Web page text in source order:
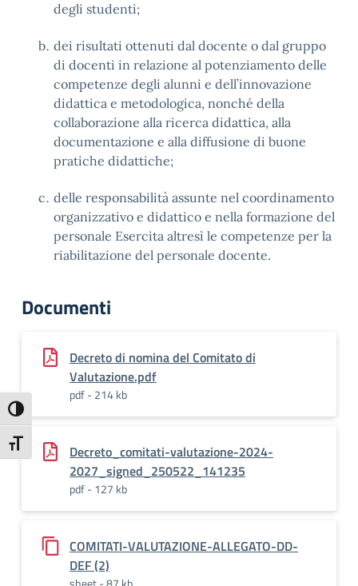
Attiva/disattiva alto contrasto
Attiva/disattiva dimensione testo
degli studenti;
dei risultati ottenuti dal docente o dal gruppo
di docenti in relazione al potenziamento delle
competenze degli alunni e dell’innovazione
didattica e metodologica, nonché della
collaborazione alla ricerca didattica, alla
documentazione e alla diffusione di buone
pratiche didattiche;
delle responsabilità assunte nel coordinamento
organizzativo e didattico e nella formazione del
personale Esercita altresì le competenze per la
riabilitazione del personale docente.
Documenti
Decreto di nomina del Comitato di
Valutazione.pdf
pdf - 214 kb
Decreto_comitati-valutazione-2024-
2027_signed_250522_141235
pdf - 127 kb
COMITATI-VALUTAZIONE-ALLEGATO-DD-
DEF (2)